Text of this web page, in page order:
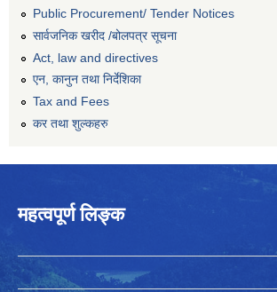
Public Procurement/ Tender Notices
सार्वजनिक खरीद /बोलपत्र सूचना
Act, law and directives
एन, कानुन तथा निर्देशिका
Tax and Fees
कर तथा शुल्कहरु
महत्वपूर्ण लिङ्क